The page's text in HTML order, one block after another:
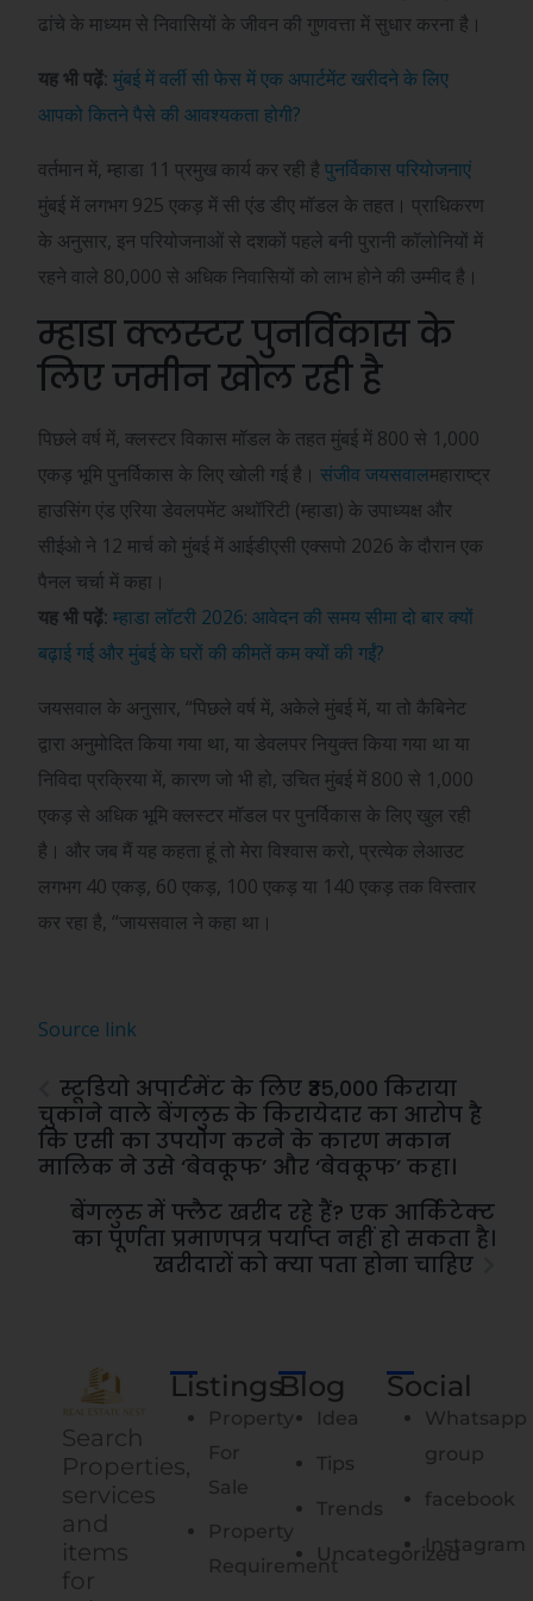
ढांचे के माध्यम से निवासियों के जीवन की गुणवत्ता में सुधार करना है।
यह भी पढ़ें: मुंबई में वर्ली सी फेस में एक अपार्टमेंट खरीदने के लिए
आपको कितने पैसे की आवश्यकता होगी?
वर्तमान में, म्हाडा 11 प्रमुख कार्य कर रही हैपुनर्विकास परियोजनाएं
मुंबई में लगभग 925 एकड़ में सी एंड डीए मॉडल के तहत। प्राधिकरण
के अनुसार, इन परियोजनाओं से दशकों पहले बनी पुरानी कॉलोनियों में
रहने वाले 80,000 से अधिक निवासियों को लाभ होने की उम्मीद है।
म्हाडा क्लस्टर पुनर्विकास के
लिए जमीन खोल रही है
पिछले वर्ष में, क्लस्टर विकास मॉडल के तहत मुंबई में 800 से 1,000
एकड़ भूमि पुनर्विकास के लिए खोली गई है। संजीव जयसवालमहाराष्ट्र
हाउसिंग एंड एरिया डेवलपमेंट अथॉरिटी (म्हाडा) के उपाध्यक्ष और
सीईओ ने 12 मार्च को मुंबई में आईडीएसी एक्सपो 2026 के दौरान एक
पैनल चर्चा में कहा।
यह भी पढ़ें: म्हाडा लॉटरी 2026: आवेदन की समय सीमा दो बार क्यों
बढ़ाई गई और मुंबई के घरों की कीमतें कम क्यों की गईं?
जयसवाल के अनुसार, “पिछले वर्ष में, अकेले मुंबई में, या तो कैबिनेट
द्वारा अनुमोदित किया गया था, या डेवलपर नियुक्त किया गया था या
निविदा प्रक्रिया में, कारण जो भी हो, उचित मुंबई में 800 से 1,000
एकड़ से अधिक भूमि क्लस्टर मॉडल पर पुनर्विकास के लिए खुल रही
है। और जब मैं यह कहता हूं तो मेरा विश्वास करो, प्रत्येक लेआउट
लगभग 40 एकड़, 60 एकड़, 100 एकड़ या 140 एकड़ तक विस्तार
कर रहा है, “जायसवाल ने कहा था।
Source link
स्टूडियो अपार्टमेंट के लिए ₹35,000 किराया
चुकाने वाले बेंगलुरु के किरायेदार का आरोप है
कि एसी का उपयोग करने के कारण मकान
मालिक ने उसे ‘बेवकूफ’ और ‘बेवकूफ’ कहा।
बेंगलुरु में फ्लैट खरीद रहे हैं? एक आर्किटेक्ट
का पूर्णता प्रमाणपत्र पर्याप्त नहीं हो सकता है।
खरीदारों को क्या पता होना चाहिए
Search
Properties,
services
and
items
for
Listings
Property
For
Sale
Property
Requirement
Blog
Idea
Tips
Trends
Uncategorized
Social
Whatsapp
group
facebook
Instagram